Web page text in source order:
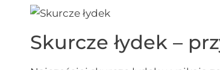
Skurcze łydek –